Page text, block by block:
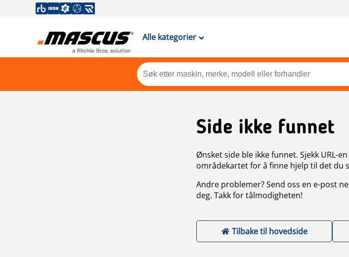
Alle kategorier
Side ikke funnet
Ønsket side ble ikke funnet. Sjekk URL-
områdekartet for å finne hjelp til det du
Andre problemer? Send oss en e-post
deg. Takk for tålmodigheten!
Tilbake til hovedside